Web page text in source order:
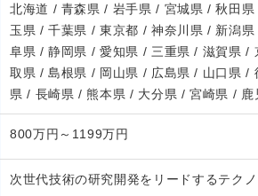
北海道 / 青森県 / 岩手県 / 宮城県 / 秋田
玉県 / 千葉県 / 東京都 / 神奈川県 / 新潟
阜県 / 静岡県 / 愛知県 / 三重県 / 滋賀県 /
取県 / 島根県 / 岡山県 / 広島県 / 山口県 /
県 / 長崎県 / 熊本県 / 大分県 / 宮崎県 / 鹿
800万円～1199万円
次世代技術の研究開発をリードするテク